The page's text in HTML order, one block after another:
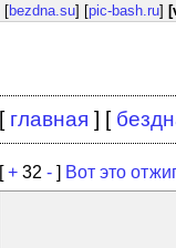
[bezdna.su] [pic-bash.ru]
[ главная ] [
[+ 32 - ] Вот это